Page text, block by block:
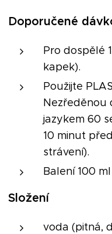
Doporučené
Pro dospělé
kapek).
Použijte
Nezředěnou
jazykem 60
10 minut
strávení).
Balení 100
Složení
voda (pitná,